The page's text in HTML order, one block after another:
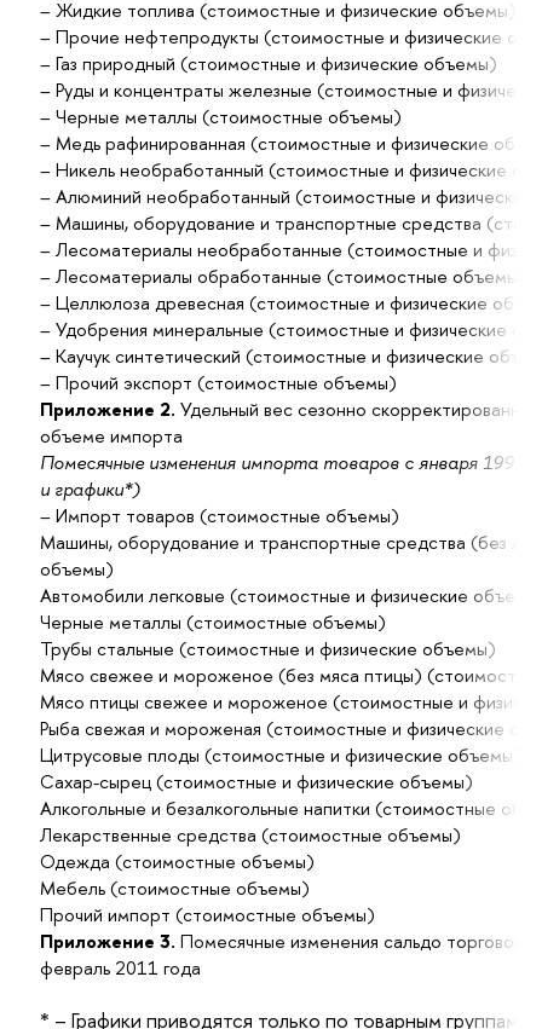
– Жидкие топлива (стоимостные и физические объемы)
– Прочие нефтепродукты (стоимостные и физические
– Газ природный (стоимостные и физические объемы)
– Руды и концентраты железные (стоимостные и
– Черные металлы (стоимостные объемы)
– Медь рафинированная (стоимостные и физические
– Никель необработанный (стоимостные и физические
– Алюминий необработанный (стоимостные и
– Машины, оборудование и транспортные средства
– Лесоматериалы необработанные (стоимостные и
– Лесоматериалы обработанные (стоимостные объемы)
– Целлюлоза древесная (стоимостные и физические
– Удобрения минеральные (стоимостные и физические
– Каучук синтетический (стоимостные и физические
– Прочий экспорт (стоимостные объемы)
Приложение 2. Удельный вес сезонно
объеме импорта
Помесячные изменения импорта товаров с января 1995
и графики*)
– Импорт товаров (стоимостные объемы)
Машины, оборудование и транспортные средства (без
объемы)
Автомобили легковые (стоимостные и физические
Черные металлы (стоимостные объемы)
Трубы стальные (стоимостные и физические объемы)
Мясо свежее и мороженое (без мяса птицы)
Мясо птицы свежее и мороженое (стоимостные и
Рыба свежая и мороженая (стоимостные и физические
Цитрусовые плоды (стоимостные и физические объемы)
Сахар-сырец (стоимостные и физические объемы)
Алкогольные и безалкогольные напитки (стоимостные
Лекарственные средства (стоимостные объемы)
Одежда (стоимостные объемы)
Мебель (стоимостные объемы)
Прочий импорт (стоимостные объемы)
Приложение 3. Помесячные изменения сальдо торгового
февраль 2011 года
* – Графики приводятся только по товарным группам,